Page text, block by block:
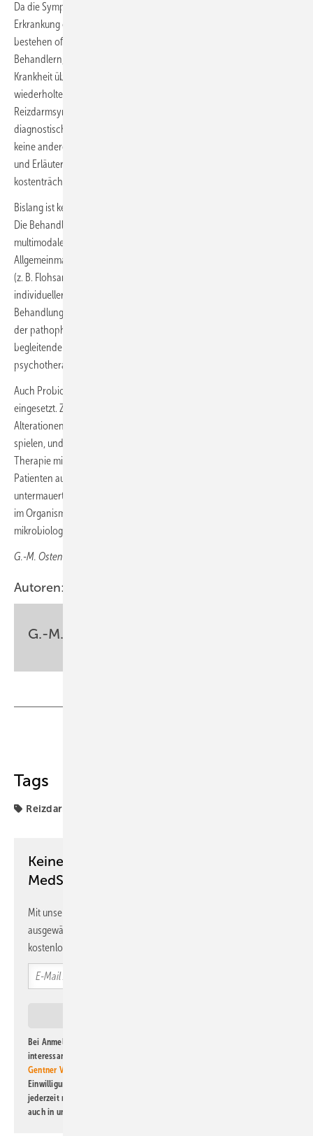
Da die Symptome beim Reizdarmsyndrom unspezifisch sind und die
Erkrankung oft einen chronisch-fluktuierenden Verlauf nimmt,
bestehen oft Unsicherheiten sowohl bei Patienten als auch bei
Behandlern, ob nicht vielleicht doch eine andere strukturelle
Krankheit übersehen wurde. In der Folge werden bei vielen Patienten
wiederholte Untersuchungen vorgenommen. Ist die Diagnose eines
Reizdarmsyndroms jedoch sorgfältig gestellt, ergeben auch weitere
diagnostische Maßnahmen bei rezidivierenden Beschwerden meist
keine andere Diagnose. Eine gute Patientenführung mit Reassurance
und Erläuterung der Krankheitskonzepte kann weitere unnötige (und
kostenträchtige) Diagnostik vermeiden.
Bislang ist keine kurative Therapie des Reizdarmsyndroms bekannt.
Die Behandlungsansätze sind vielfältig und können im Sinne eines
multimodalen Konzeptes kombiniert werden. Basis sind in der Regel
Allgemeinmaßnahmen wie Ernährungsanpassungen und Ballaststoffe
(z. B. Flohsamen), Entspannungsübungen und das Meiden
individueller Symptomauslöser/Verstärker. Medikamentöse
Behandlungsansätze sind in der Regel Symptom-orientiert. Wegen
der pathophysiologischen Rolle der Darm-Gehirn-Achse und der oft
begleitenden psychischen Komorbiditäten zählen auch
psychotherapeutische Ansätze zum Therapiespektrum.
Auch Probiotika zur Mikrobiom-Modulation werden oft frühzeitig
eingesetzt. Zwar gilt inzwischen als gesichert, dass Mikrobiom-
Alterationen eine pathophysiologische Rolle beim Reizdarmsyndrom
spielen, und auch im vergangenen Jahr gab es wieder Studien zur
Therapie mit Probiotika. Das unterschiedliche Ansprechen der
Patienten auf unterschiedliche Arten der Mikrobiom-Modulation
untermauert jedoch, wie komplex das Mikrobiom und seine Wirkung
im Organismus ist, so Andresen. Zudem sei keines der
mikrobiologischen Therapieverfahren zielgerichtet.
G.-M. Ostendorf,
Autoren:
G.-M. Ostendorf
Tags
Reizdarmsyndrom
Keine Zeit? Kein Problem mit dem
MedSach Newsletter!
Mit unserem Newsletter erhalten Sie regelmäßig von uns
ausgewählte Informationen und Neuigkeiten, gebündelt und
kostenlos direkt ins Postfach.
Bei Anmeldung zu diesem Newsletter bin ich damit einverstanden, über
interessante Verlags- und Online-Angebote
Gentner Verlag GmbH & Co. KG
Einwilligung kann ich jederzeit widerrufen und eine Abmeldung ist
jederzeit möglich. Informationen zum Umgang mit Daten finden Sie
auch in unserer